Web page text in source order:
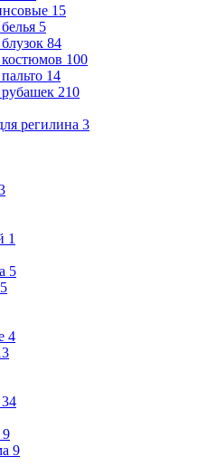
15
5
84
100
14
210
регилина 3
1
5
5
4
34
9
9